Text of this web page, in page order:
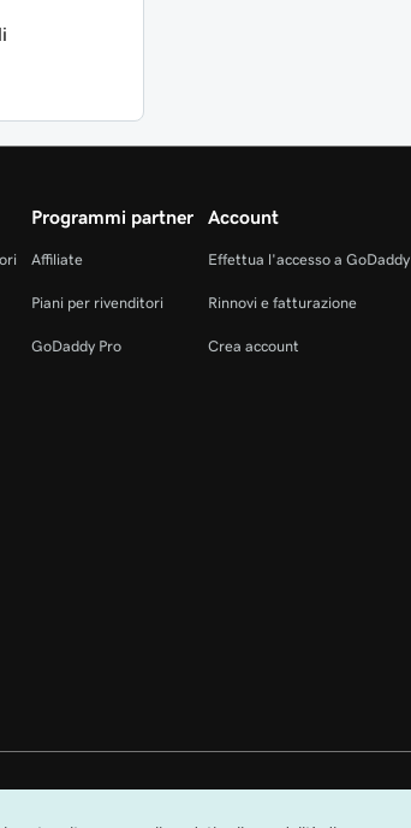
Programmi partner
Affiliate
Piani per rivenditori
GoDaddy Pro
Account
Effettua l'accesso a GoDaddy
Rinnovi e fatturazione
Crea account
Operating Company, LLC negli